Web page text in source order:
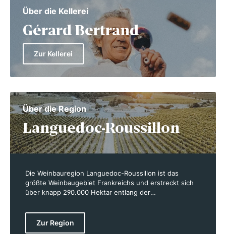
Über die Kellerei
Gérard Bertrand
Zur Kellerei
Über die Region
Languedoc-Roussillon
Die Weinbauregion Languedoc-Roussillon ist das
größte Weinbaugebiet Frankreichs und erstreckt sich
über knapp 290.000 Hektar entlang der
Gebiete Languedoc und Roussillon und zeichnet sich
durch ein außergewöhnlich vielfältiges Terroir aus. Von
Zur Region